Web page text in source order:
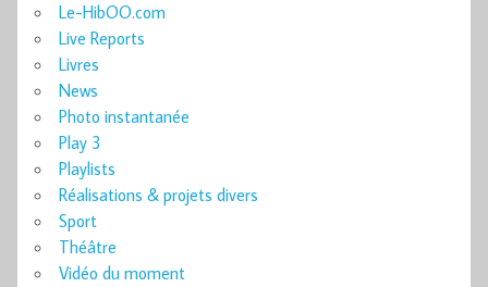
Le-HibOO.com
Live Reports
Livres
News
Photo instantanée
Play 3
Playlists
Réalisations & projets divers
Sport
Théâtre
Vidéo du moment